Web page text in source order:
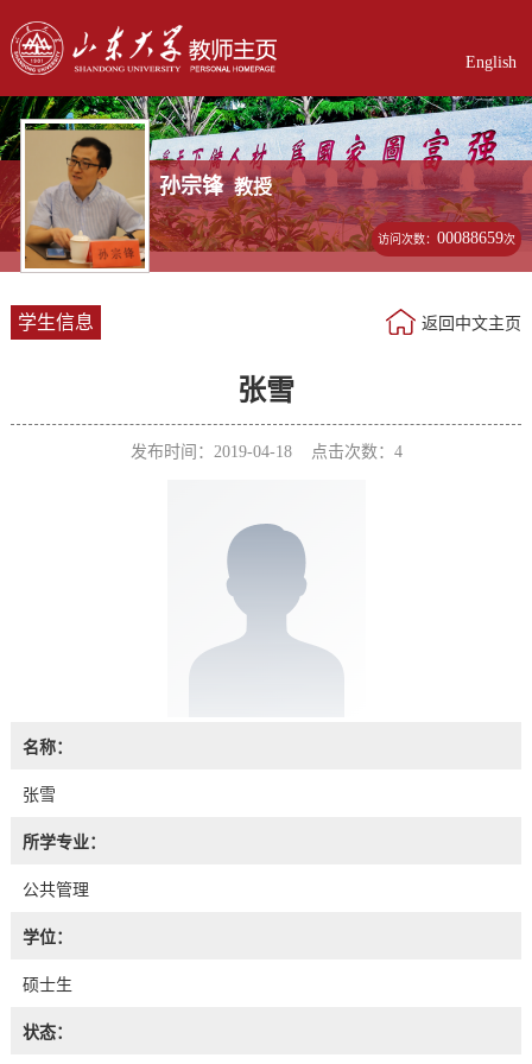
English
孙宗锋 教授
访问次数：00088659次
学生信息 返回中文主页
张雪
发布时间：2019-04-18 点击次数： 4
名称：
张雪
所学专业：
公共管理
学位：
硕士生
状态：